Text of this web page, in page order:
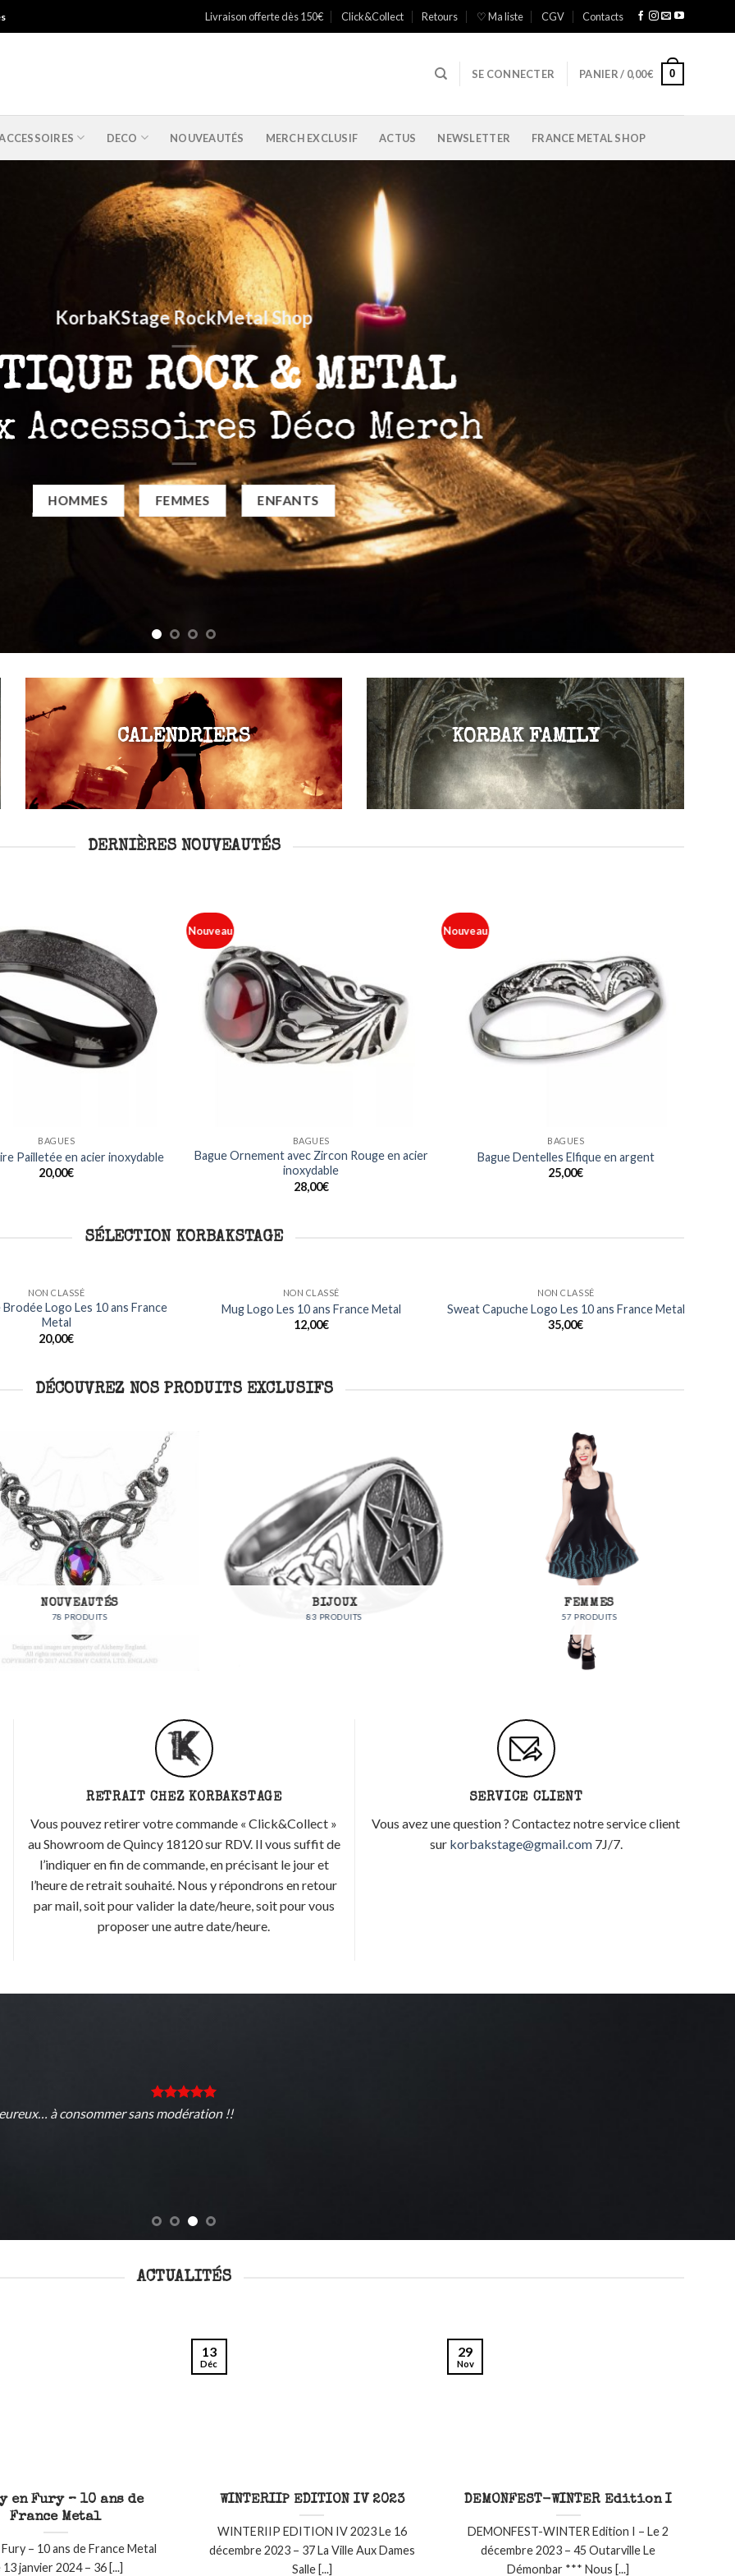
Livraison offerte dès 150€ Click&Collect Retours ♡ Ma liste CGV Contacts
SE CONNECTER PANIER / 0,00€ 0
DECO NOUVEAUTÉS MERCH EXCLUSIF ACTUS NEWSLETTER FRANCE METAL SHOP
KorbaKStage RockMetal Shop
ROCK & METAL
Accessoires Déco Merch
HOMMES FEMMES ENFANTS
CALENDRIERS KORBAK FAMILY
DERNIÈRES NOUVEAUTÉS
BAGUES
Pailletée en acier inoxydable
20,00€
Nouveau
BAGUES
Bague Ornement avec Zircon Rouge en acier
inoxydable
28,00€
Nouveau
BAGUES
Bague Dentelles Elfique en argent
25,00€
SÉLECTION KORBAKSTAGE
NON CLASSÉ
T Shirt Kermhit Logo
15,00€
NON CLASSÉ
T Shirt Manches Longues Heart Of
Metalhead France Metal
HOMMES
T Shirt Heart Of Metalhead France Metal
15,00€
DÉCOUVREZ NOS PRODUITS EXCLUSIFS
FEMMES
57 PRODUITS
NOUVEAUTÉS
78 PRODUITS
BIJOUX
83 PRODUITS
RETRAIT CHEZ KORBAKSTAGE
Vous pouvez retirer votre commande « Click&Collect »
au Showroom de Quincy 18120 sur RDV. Il vous suffit de
l’indiquer en fin de commande, en précisant le jour et
l’heure de retrait souhaité. Nous y répondrons en retour
par mail, soit pour valider la date/heure, soit pour vous
proposer une autre date/heure.
SERVICE CLIENT
Vous avez une question ? Contactez notre service client
sur korbakstage@gmail.com7J/7.
à consommer sans modération !!
ACTUALITÉS
en Fury – 10 ans de
France Metal
– 10 ans de France Metal
13 janvier 2024 – 36 [...]
WINTERIIP EDITION IV 2023
WINTERIIP EDITION IV 2023 Le 16
décembre 2023 – 37 La Ville Aux Dames
Salle [...]
13
Déc
DEMONFEST-WINTER Edition I
DEMONFEST-WINTER Edition I – Le 2
décembre 2023 – 45 Outarville Le
Démonbar *** Nous [...]
29
Nov